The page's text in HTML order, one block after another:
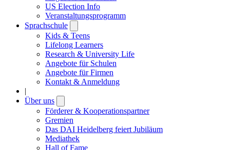
US Election Info
Veranstaltungsprogramm
Sprachschule
submenu
Kids & Teens
Lifelong Learners
Research & University Life
Angebote für Schulen
Angebote für Firmen
Kontakt & Anmeldung
|
Über uns
submenu
Förderer & Kooperationspartner
Gremien
Das DAI Heidelberg feiert Jubiläum
Mediathek
Hall of Fame